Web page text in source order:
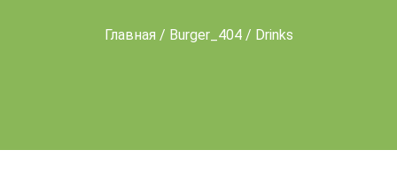
Главная / Burger_404/ Drinks